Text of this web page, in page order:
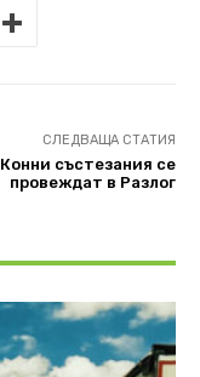
СЛЕДВАЩА СТАТИЯ
Конни състезания се
провеждат в Разлог